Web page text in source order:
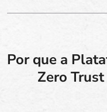
Por que a
Zero